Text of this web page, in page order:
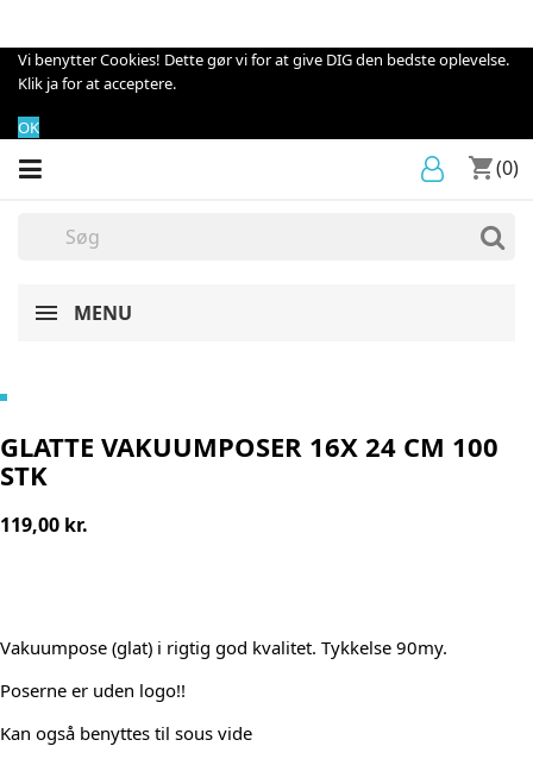
Vi benytter Cookies! Dette gør vi for at give DIG den bedste oplevelse.
Klik ja for at acceptere.
OK
shopping_cart(0)
MENU
GLATTE VAKUUMPOSER 16X 24 CM 100
STK
119,00 kr.
Vakuumpose (glat) i rigtig god kvalitet. Tykkelse 90my.
Poserne er uden logo!!
Kan også benyttes til sous vide